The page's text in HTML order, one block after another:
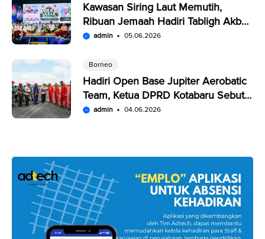
Kawasan Siring Laut Memutih,
Ribuan Jemaah Hadiri Tabligh Akbar
HUT Kabupaten Kotabaru
admin 05.06.2026
Borneo
Hadiri Open Base Jupiter Aerobatic
Team, Ketua DPRD Kotabaru Sebut
Penampilan JAT Luar Biasa
admin 04.06.2026